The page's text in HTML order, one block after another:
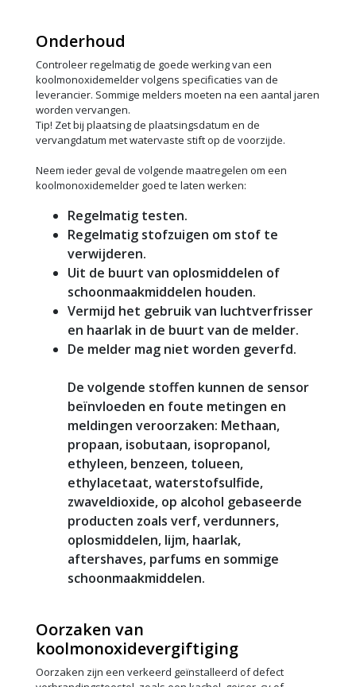
Onderhoud
Controleer regelmatig de goede werking van een
koolmonoxidemelder volgens specificaties van de
leverancier. Sommige melders moeten na een aantal jaren
worden vervangen.
Tip! Zet bij plaatsing de plaatsingsdatum en de
vervangdatum met watervaste stift op de voorzijde.
Neem ieder geval de volgende maatregelen om een
koolmonoxidemelder goed te laten werken:
Regelmatig testen.
Regelmatig stofzuigen om stof te
verwijderen.
Uit de buurt van oplosmiddelen of
schoonmaakmiddelen houden.
Vermijd het gebruik van luchtverfrisser
en haarlak in de buurt van de melder.
De melder mag niet worden geverfd.
De volgende stoffen kunnen de sensor
beïnvloeden en foute metingen en
meldingen veroorzaken: Methaan,
propaan, isobutaan, isopropanol,
ethyleen, benzeen, tolueen,
ethylacetaat, waterstofsulfide,
zwaveldioxide, op alcohol gebaseerde
producten zoals verf, verdunners,
oplosmiddelen, lijm, haarlak,
aftershaves, parfums en sommige
schoonmaakmiddelen.
Oorzaken van
koolmonoxidevergiftiging
Oorzaken zijn een verkeerd geïnstalleerd of defect